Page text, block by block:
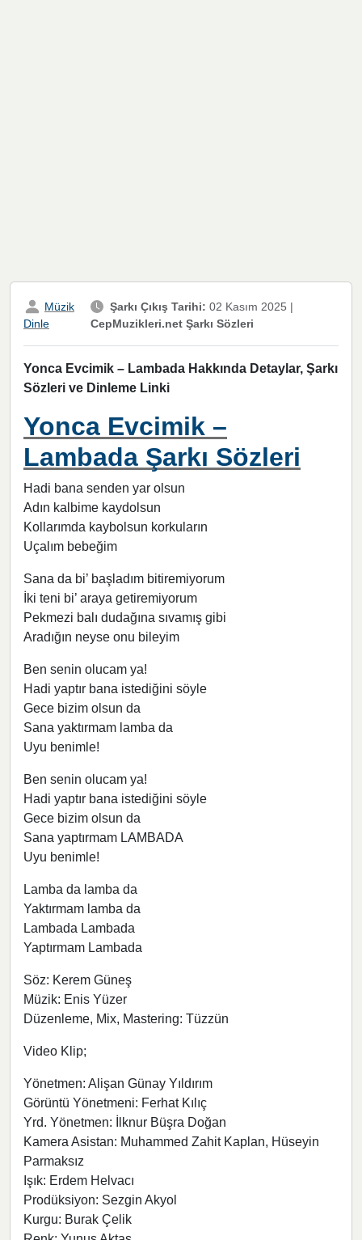
Müzik
Dinle
Şarkı Çıkış Tarihi: 02 Kasım 2025 |
CepMuzikleri.net Şarkı Sözleri
Yonca Evcimik – Lambada Hakkında Detaylar, Şarkı
Sözleri ve Dinleme Linki
Yonca Evcimik –
Lambada Şarkı Sözleri
Hadi bana senden yar olsun
Adın kalbime kaydolsun
Kollarımda kaybolsun korkuların
Uçalım bebeğim
Sana da bi’ başladım bitiremiyorum
İki teni bi’ araya getiremiyorum
Pekmezi balı dudağına sıvamış gibi
Aradığın neyse onu bileyim
Ben senin olucam ya!
Hadi yaptır bana istediğini söyle
Gece bizim olsun da
Sana yaktırmam lamba da
Uyu benimle!
Ben senin olucam ya!
Hadi yaptır bana istediğini söyle
Gece bizim olsun da
Sana yaptırmam LAMBADA
Uyu benimle!
Lamba da lamba da
Yaktırmam lamba da
Lambada Lambada
Yaptırmam Lambada
Söz: Kerem Güneş
Müzik: Enis Yüzer
Düzenleme, Mix, Mastering: Tüzzün
Video Klip;
Yönetmen: Alişan Günay Yıldırım
Görüntü Yönetmeni: Ferhat Kılıç
Yrd. Yönetmen: İlknur Büşra Doğan
Kamera Asistan: Muhammed Zahit Kaplan, Hüseyin
Parmaksız
Işık: Erdem Helvacı
Prodüksiyon: Sezgin Akyol
Kurgu: Burak Çelik